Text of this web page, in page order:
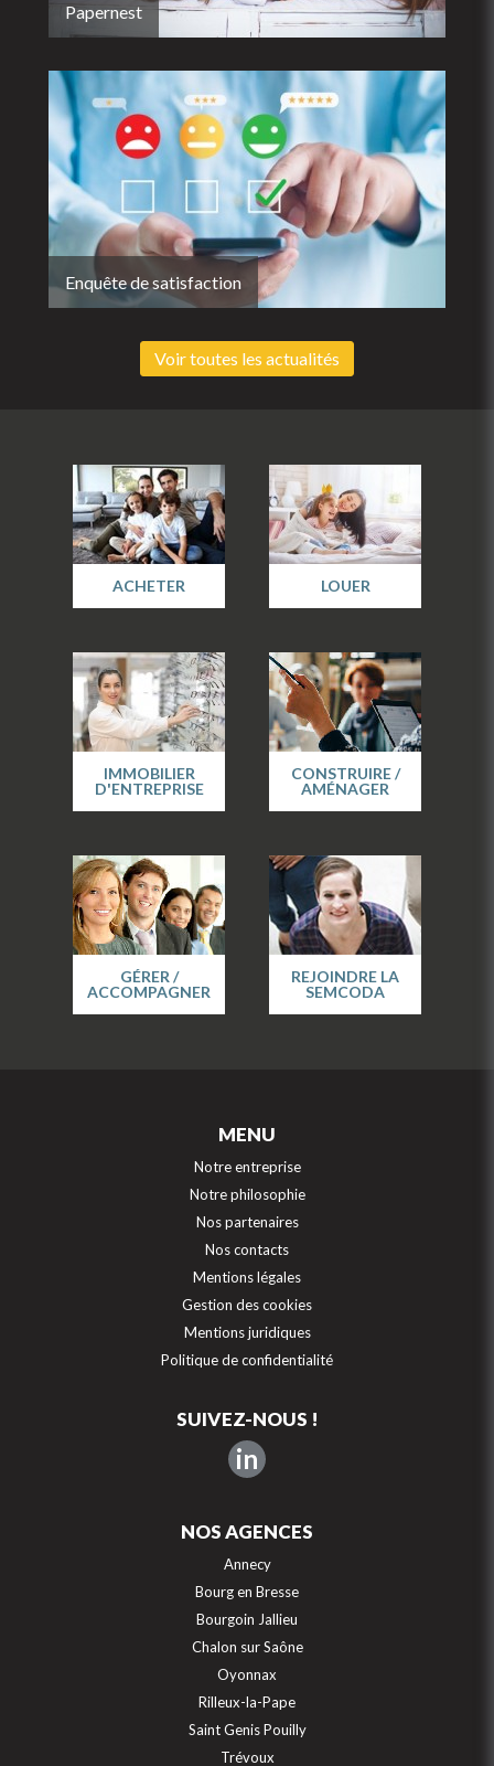
Papernest
Enquête de satisfaction
Voir toutes les actualités
ACHETER LOUER
IMMOBILIER
D'ENTREPRISE
CONSTRUIRE /
AMÉNAGER
GÉRER /
ACCOMPAGNER
REJOINDRE LA
SEMCODA
MENU
Notre entreprise
Notre philosophie
Nos partenaires
Nos contacts
Mentions légales
Gestion des cookies
Mentions juridiques
Politique de confidentialité
SUIVEZ-NOUS !
in
NOS AGENCES
Annecy
Bourg en Bresse
Bourgoin Jallieu
Chalon sur Saône
Oyonnax
Rilleux-la-Pape
Saint Genis Pouilly
Trévoux